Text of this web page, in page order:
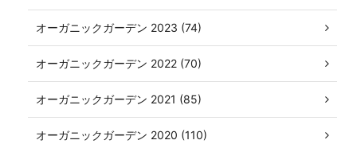
オーガニックガーデン 2023 (74)
オーガニックガーデン 2022 (70)
オーガニックガーデン 2021 (85)
オーガニックガーデン 2020 (110)